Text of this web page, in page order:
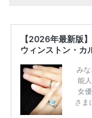
【2026年最新版
ウィンストン・カ
み
能
女
さま